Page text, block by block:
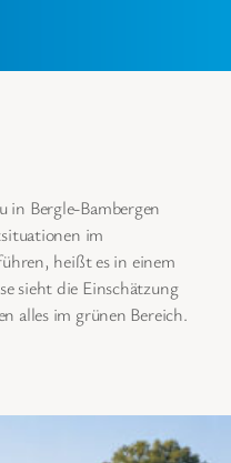
in Bergle-Bambergen
im
heißt es in einem
sieht die Einschätzung
alles im grünen Bereich.